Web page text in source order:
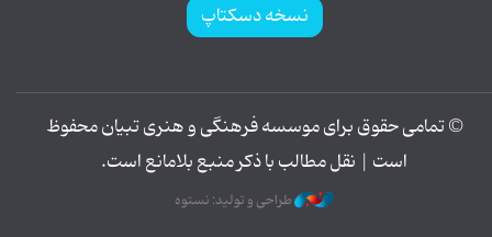
نسخه دسکتاپ
© تمامی حقوق برای موسسه فرهنگی و هنری تبیان محفوظ
است | نقل مطالب با ذکر منبع بلامانع است.
طراحی و تولید: نستوه